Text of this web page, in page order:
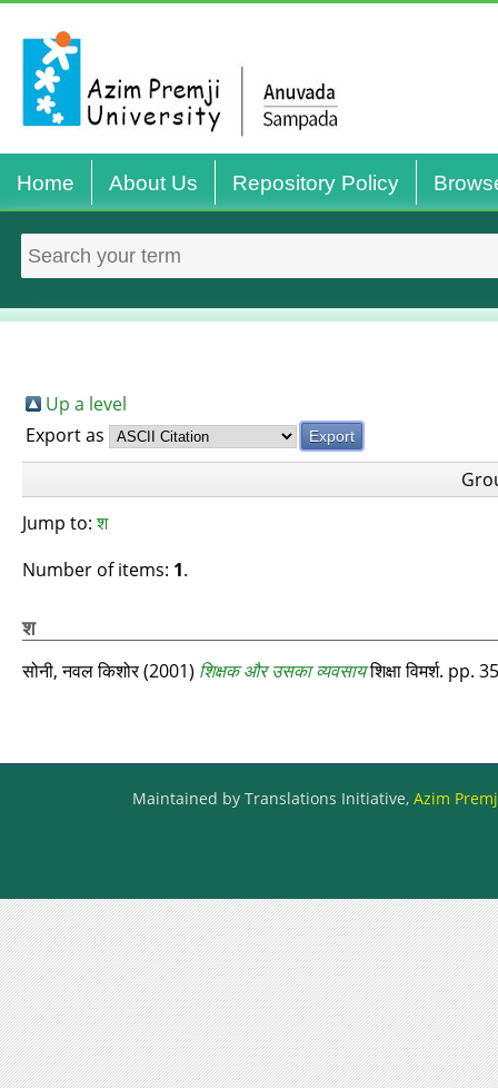
Home About Us Repository Policy
Up a level
Export as
Jump to:श
Number of items: 1.
श
सोनी, नवल किशोर(2001) शिक्षक और उसका व्यवसायशिक्षा विमर्श. pp.
Maintained by Translations Initiative, Azim